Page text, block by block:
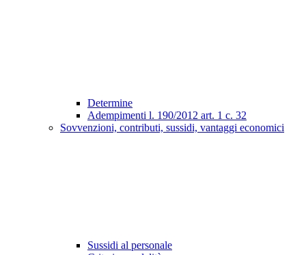
Determine
Adempimenti l. 190/2012 art. 1 c. 32
Sovvenzioni, contributi, sussidi, vantaggi economici
Sussidi al personale